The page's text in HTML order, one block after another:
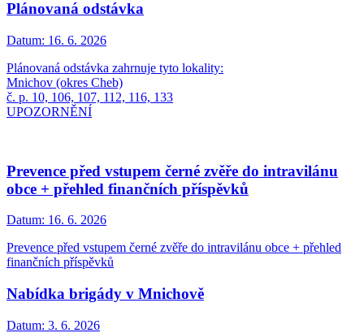
Plánovaná odstávka
Datum: 16. 6. 2026
Plánovaná odstávka zahrnuje tyto lokality:
Mnichov (okres Cheb)
č. p. 10, 106, 107, 112, 116, 133
UPOZORNĚNÍ
Prevence před vstupem černé zvěře do intravilánu
obce + přehled finančních příspěvků
Datum: 16. 6. 2026
Prevence před vstupem černé zvěře do intravilánu obce + přehled
finančních příspěvků
Nabídka brigády v Mnichově
Datum: 3. 6. 2026